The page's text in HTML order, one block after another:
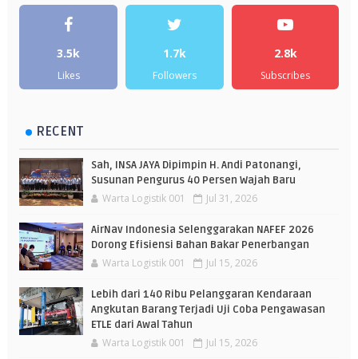
3.5k
Likes
1.7k
Followers
2.8k
Subscribes
RECENT
Sah, INSA JAYA Dipimpin H. Andi Patonangi,
Susunan Pengurus 40 Persen Wajah Baru
Warta Logistik 001 Jul 31, 2026
AirNav Indonesia Selenggarakan NAFEF 2026
Dorong Efisiensi Bahan Bakar Penerbangan
Warta Logistik 001 Jul 15, 2026
Lebih dari 140 Ribu Pelanggaran Kendaraan
Angkutan Barang Terjadi Uji Coba Pengawasan
ETLE dari Awal Tahun
Warta Logistik 001 Jul 15, 2026